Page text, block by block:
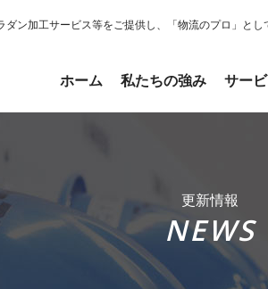
ン加工サービス等をご提供し、「物流のプロ」とし
ホーム 私たちの強み サー
更新情報
NEWS